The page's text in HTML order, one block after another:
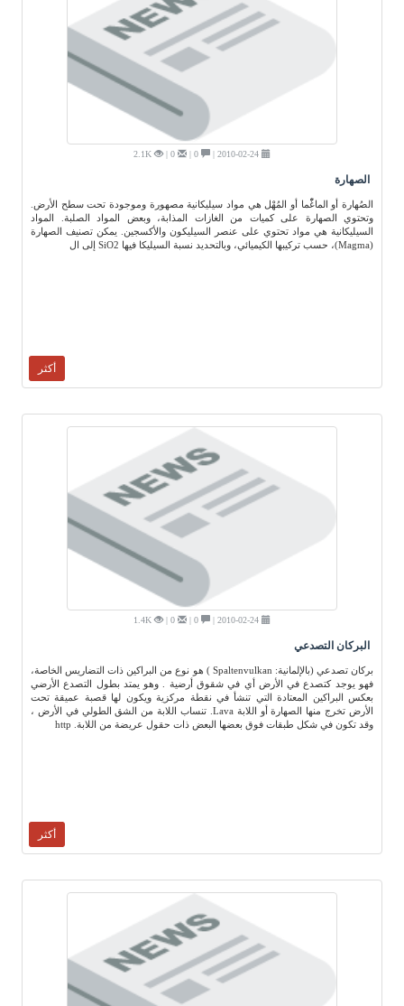
2.1K
الصهارة
الصُهارة أو الماغّْما أو المُهْل هي مواد سيليكانية مصهورة وموجودة تحت سطح الأرض.
وتحتوي الصهارة على كميات من الغازات المذابة، وبعض المواد الصلبة. المواد
السيليكانية هي مواد تحتوي على عنصر السيليكون والأكسجين. يمكن تصنيف الصهارة
(Magma)، حسب تركيبها الكيميائي، وبالتحديد نسبة السيليكا فيها SiO2 إلى ال
أكثر
1.4K
البركان التصدعي
بركان تصدعي (بالإلمانية: Spaltenvulkan ) هو نوع من البراكين ذات التضاريس الخاصة،
فهو يوجد كتصدع في الأرض أي في شقوق أرضية . وهو يمتد بطول التصدع الأرضي
بعكس البراكين المعتادة التي تنشأ في نقطة مركزية ويكون لها قصبة عميقة تحت
الأرض تخرج منها الصهارة أو اللابة Lava. تنساب اللابة من الشق الطولي في الأرض ،
وقد تكون في شكل طبقات فوق بعضها البعض ذات حقول عريضة من اللابة. http
أكثر